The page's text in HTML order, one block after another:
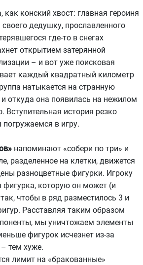
как конский хвост: главная героиня
дедушку, прославленного
где-то в снегах
открытием затерянной
– и вот уже поисковая
каждый квадратный километр
натыкается на странную
откуда она появилась на нежилом
Вступительная история резко
в игру.
напоминают «собери по три» и
разделенное на клетки, движется
разноцветные фигурки. Игроку
фигурка, которую он может (и
чтобы в ряд разместилось 3 и
Расставляя таким образом
мы уничтожаем элементы
фигурок исчезнет из-за
тем хуже.
лимит на «бракованные»